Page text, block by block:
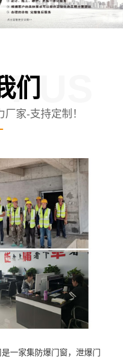
们US
家-支持定制！
一家集防爆门窗，泄爆门